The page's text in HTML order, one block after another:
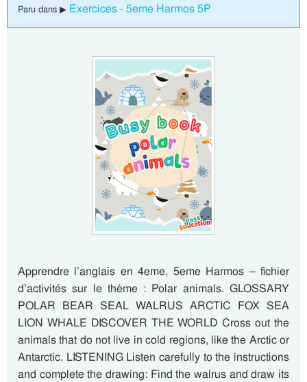
Paru dans ▶ Exercices - 5eme Harmos 5P
Apprendre l’anglais en 4eme, 5eme Harmos – fichier
d’activités sur le thème : Polar animals. GLOSSARY
POLAR BEAR SEAL WALRUS ARCTIC FOX SEA
LION WHALE DISCOVER THE WORLD Cross out the
animals that do not live in cold regions, like the Arctic or
Antarctic. LISTENING Listen carefully to the instructions
and complete the drawing: Find the walrus and draw its